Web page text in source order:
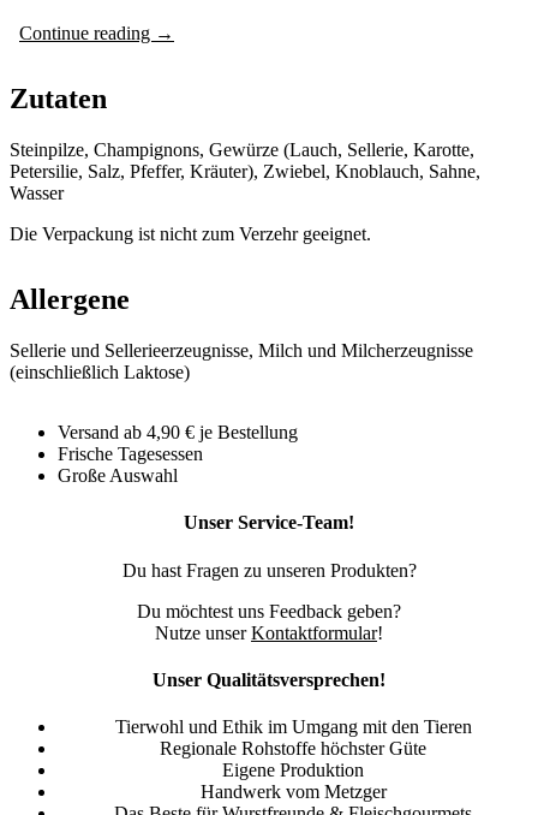
Continue reading →
Zutaten
Steinpilze, Champignons, Gewürze (Lauch, Sellerie, Karotte,
Petersilie, Salz, Pfeffer, Kräuter), Zwiebel, Knoblauch, Sahne,
Wasser
Die Verpackung ist nicht zum Verzehr geeignet.
Allergene
Sellerie und Sellerieerzeugnisse, Milch und Milcherzeugnisse
(einschließlich Laktose)
Versand ab 4,90 € je Bestellung
Frische Tagesessen
Große Auswahl
Unser Service-Team!
Du hast Fragen zu unseren Produkten?
Du möchtest uns Feedback geben?
Nutze unserKontaktformular!
Unser Qualitätsversprechen!
Tierwohl und Ethik im Umgang mit den Tieren
Regionale Rohstoffe höchster Güte
Eigene Produktion
Handwerk vom Metzger